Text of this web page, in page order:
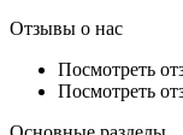
Отзывы о нас
Посмотреть
Посмотреть